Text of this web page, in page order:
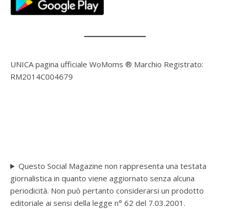
UNICA pagina ufficiale WoMoms ® Marchio Registrato:
RM2014C004679
Questo Social Magazine non rappresenta una testata
giornalistica in quanto viene aggiornato senza alcuna
periodicità. Non può pertanto considerarsi un prodotto
editoriale ai sensi della legge n° 62 del 7.03.2001.